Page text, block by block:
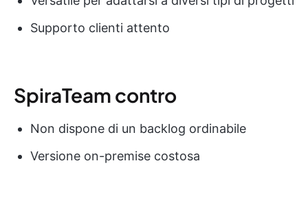
Supporto clienti attento
SpiraTeam contro
Non dispone di un backlog ordinabile
Versione on-premise costosa